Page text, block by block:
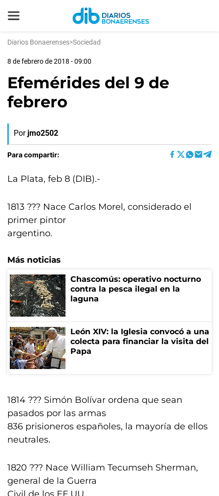
Diarios Bonaerenses>Sociedad
8 de febrero de 2018 - 09:00
Efemérides del 9 de
febrero
Por jmo2502
Para compartir:
La Plata, feb 8 (DIB).-
1813 ??? Nace Carlos Morel, considerado el
primer pintor
argentino.
Más noticias
Chascomús: operativo nocturno
contra la pesca ilegal en la
laguna
León XIV: la Iglesia convocó a una
colecta para financiar la visita del
Papa
1814 ??? Simón Bolívar ordena que sean
pasados por las armas
836 prisioneros españoles, la mayoría de ellos
neutrales.
1820 ??? Nace William Tecumseh Sherman,
general de la Guerra